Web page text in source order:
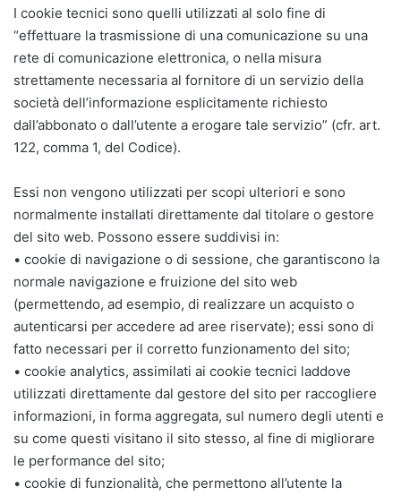
I cookie tecnici sono quelli utilizzati al solo fine di
“effettuare la trasmissione di una comunicazione su una
rete di comunicazione elettronica, o nella misura
strettamente necessaria al fornitore di un servizio della
società dell’informazione esplicitamente richiesto
dall’abbonato o dall’utente a erogare tale servizio” (cfr. art.
122, comma 1, del Codice).
Essi non vengono utilizzati per scopi ulteriori e sono
normalmente installati direttamente dal titolare o gestore
del sito web. Possono essere suddivisi in:
• cookie di navigazione o di sessione, che garantiscono la
normale navigazione e fruizione del sito web
(permettendo, ad esempio, di realizzare un acquisto o
autenticarsi per accedere ad aree riservate); essi sono di
fatto necessari per il corretto funzionamento del sito;
• cookie analytics, assimilati ai cookie tecnici laddove
utilizzati direttamente dal gestore del sito per raccogliere
informazioni, in forma aggregata, sul numero degli utenti e
su come questi visitano il sito stesso, al fine di migliorare
le performance del sito;
• cookie di funzionalità, che permettono all’utente la